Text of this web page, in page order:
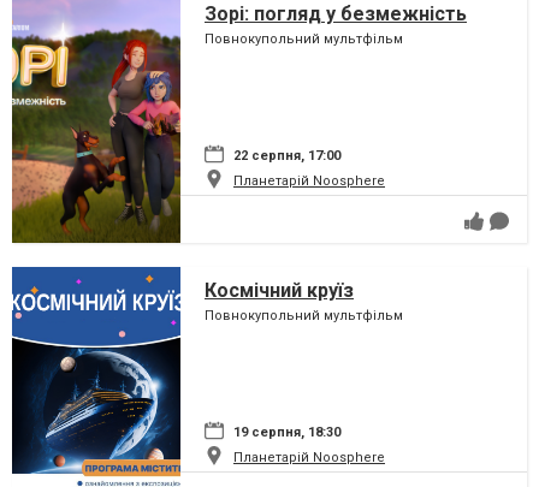
Зорі: погляд у безмежність
Повнокупольний мультфільм
22 серпня, 17:00
Планетарій Noosphere
Космічний круїз
Повнокупольний мультфільм
19 серпня, 18:30
Планетарій Noosphere